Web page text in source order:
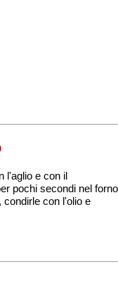
l'aglio e con il
pochi secondi nel forno
condirle con l'olio e